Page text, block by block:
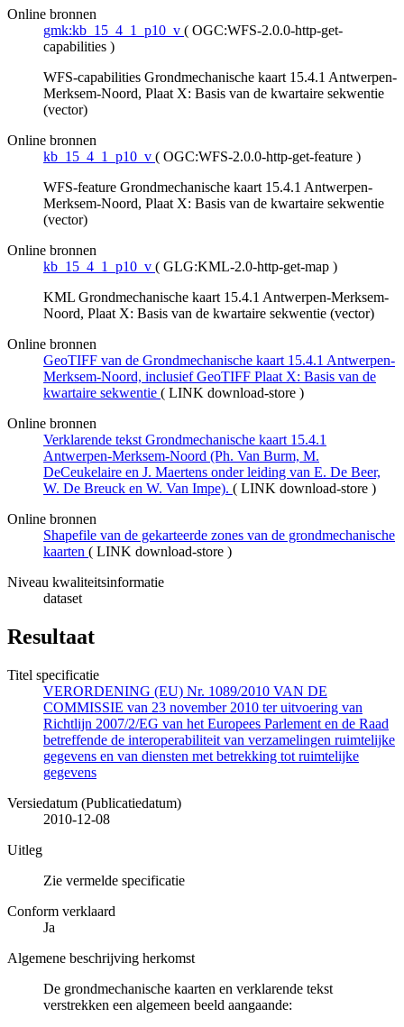
Online bronnen
gmk:kb_15_4_1_p10_v ( OGC:WFS-2.0.0-http-get-
capabilities )
WFS-capabilities Grondmechanische kaart 15.4.1 Antwerpen-
Merksem-Noord, Plaat X: Basis van de kwartaire sekwentie
(vector)
Online bronnen
kb_15_4_1_p10_v ( OGC:WFS-2.0.0-http-get-feature )
WFS-feature Grondmechanische kaart 15.4.1 Antwerpen-
Merksem-Noord, Plaat X: Basis van de kwartaire sekwentie
(vector)
Online bronnen
kb_15_4_1_p10_v ( GLG:KML-2.0-http-get-map )
KML Grondmechanische kaart 15.4.1 Antwerpen-Merksem-
Noord, Plaat X: Basis van de kwartaire sekwentie (vector)
Online bronnen
GeoTIFF van de Grondmechanische kaart 15.4.1 Antwerpen-
Merksem-Noord, inclusief GeoTIFF Plaat X: Basis van de
kwartaire sekwentie ( LINK download-store )
Online bronnen
Verklarende tekst Grondmechanische kaart 15.4.1
Antwerpen-Merksem-Noord (Ph. Van Burm, M.
DeCeukelaire en J. Maertens onder leiding van E. De Beer,
W. De Breuck en W. Van Impe). ( LINK download-store )
Online bronnen
Shapefile van de gekarteerde zones van de grondmechanische
kaarten ( LINK download-store )
Niveau kwaliteitsinformatie
dataset
Resultaat
Titel specificatie
VERORDENING (EU) Nr. 1089/2010 VAN DE
COMMISSIE van 23 november 2010 ter uitvoering van
Richtlijn 2007/2/EG van het Europees Parlement en de Raad
betreffende de interoperabiliteit van verzamelingen ruimtelijke
gegevens en van diensten met betrekking tot ruimtelijke
gegevens
Versiedatum (Publicatiedatum)
2010-12-08
Uitleg
Zie vermelde specificatie
Conform verklaard
Ja
Algemene beschrijving herkomst
De grondmechanische kaarten en verklarende tekst
verstrekken een algemeen beeld aangaande: